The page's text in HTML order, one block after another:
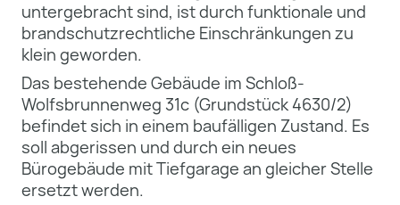
untergebracht sind, ist durch funktionale und
brandschutzrechtliche Einschränkungen zu
klein geworden.
Das bestehende Gebäude im Schloß-
Wolfsbrunnenweg 31c (Grundstück 4630/2)
befindet sich in einem baufälligen Zustand. Es
soll abgerissen und durch ein neues
Bürogebäude mit Tiefgarage an gleicher Stelle
ersetzt werden.